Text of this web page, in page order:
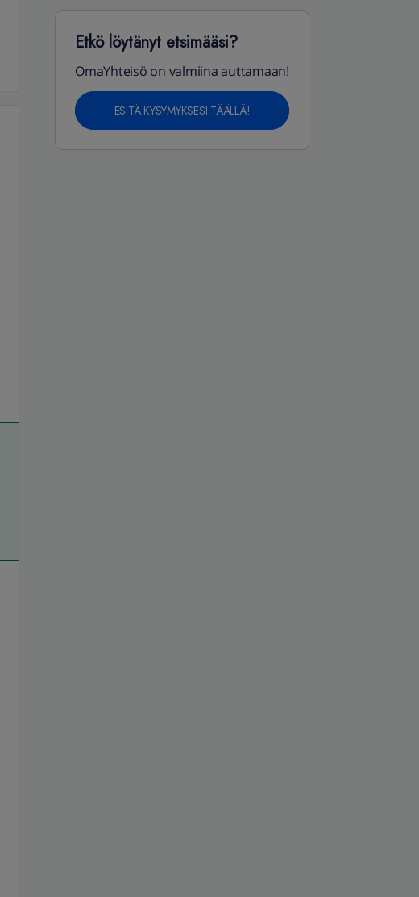
Etkö löytänyt etsimääsi?
OmaYhteisö on valmiina auttamaan!
ESITÄ KYSYMYKSESI TÄÄLLÄ!